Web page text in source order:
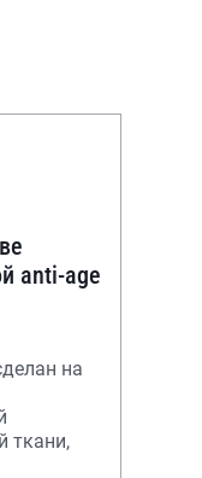
anti-age
на
ткани,